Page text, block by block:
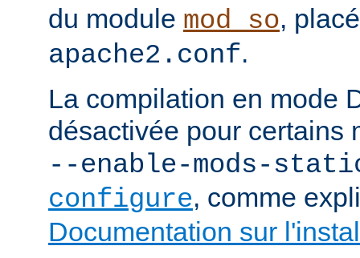
du module mod_so,
apache2.conf.
La compilation en mode
désactivée pour certains
--enable-mods-
configure, comme
Documentation sur